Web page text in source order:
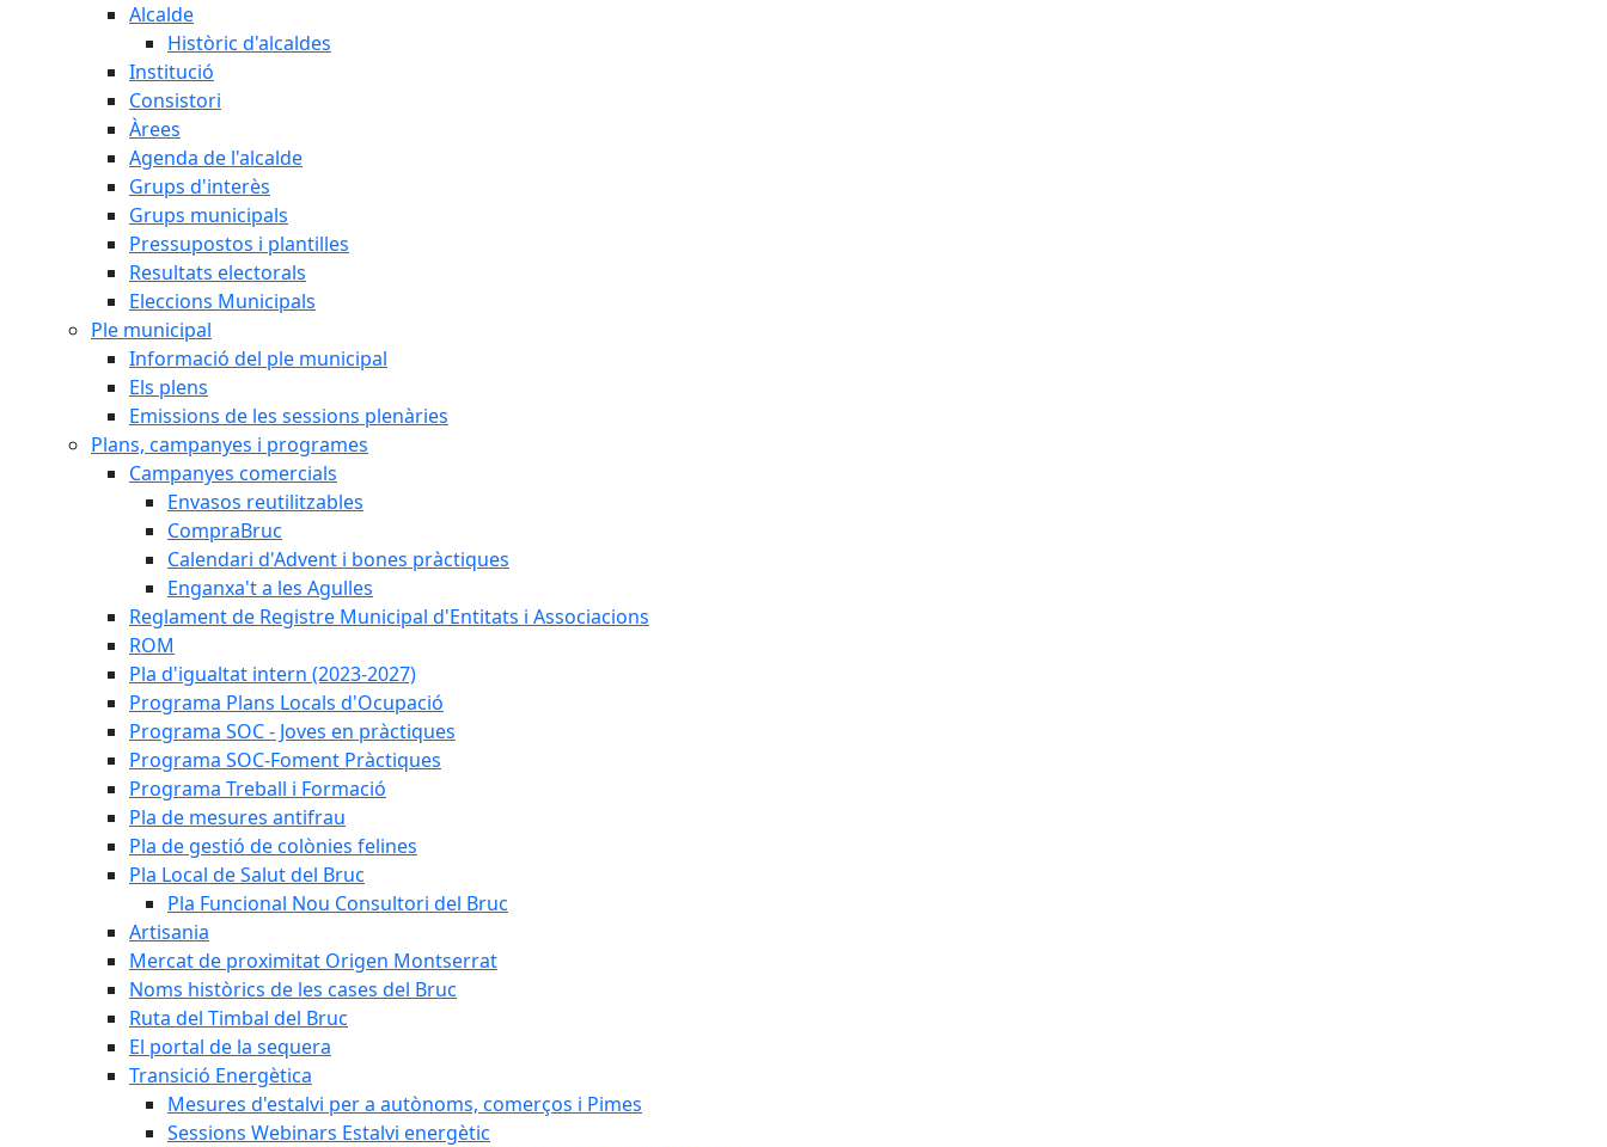
Alcalde
Històric d'alcaldes
Institució
Consistori
Àrees
Agenda de l'alcalde
Grups d'interès
Grups municipals
Pressupostos i plantilles
Resultats electorals
Eleccions Municipals
Ple municipal
Informació del ple municipal
Els plens
Emissions de les sessions plenàries
Plans, campanyes i programes
Campanyes comercials
Envasos reutilitzables
CompraBruc
Calendari d'Advent i bones pràctiques
Enganxa't a les Agulles
Reglament de Registre Municipal d'Entitats i Associacions
ROM
Pla d'igualtat intern (2023-2027)
Programa Plans Locals d'Ocupació
Programa SOC - Joves en pràctiques
Programa SOC-Foment Pràctiques
Programa Treball i Formació
Pla de mesures antifrau
Pla de gestió de colònies felines
Pla Local de Salut del Bruc
Pla Funcional Nou Consultori del Bruc
Artisania
Mercat de proximitat Origen Montserrat
Noms històrics de les cases del Bruc
Ruta del Timbal del Bruc
El portal de la sequera
Transició Energètica
Mesures d'estalvi per a autònoms, comerços i Pimes
Sessions Webinars Estalvi energètic